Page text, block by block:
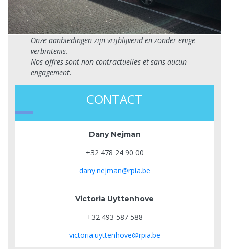
Onze aanbiedingen zijn vrijblijvend en zonder enige
verbintenis.
Nos offres sont non-contractuelles et sans aucun
engagement.
CONTACT
Dany Nejman
+32 478 24 90 00
dany.nejman@rpia.be
Victoria Uyttenhove
+32 493 587 588
victoria.uyttenhove@rpia.be